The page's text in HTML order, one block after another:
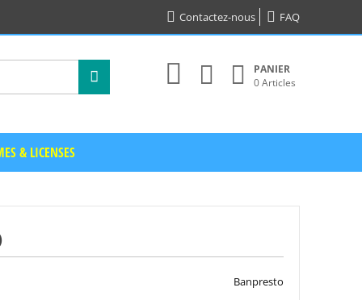
Contactez-nous FAQ
PANIER
0 Articles
& LICENSES
Banpresto